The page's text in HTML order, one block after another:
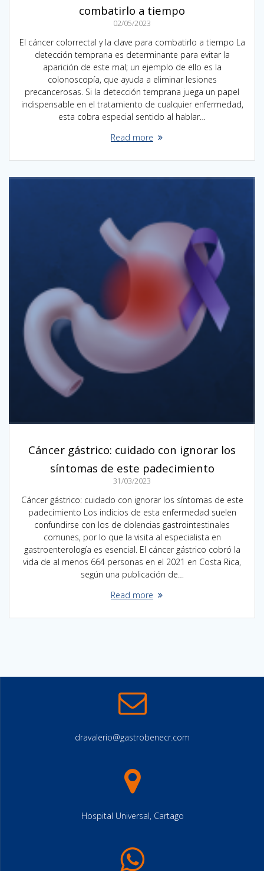
combatirlo a tiempo
02/05/2023
El cáncer colorrectal y la clave para combatirlo a tiempo La
detección temprana es determinante para evitar la
aparición de este mal; un ejemplo de ello es la
colonoscopía, que ayuda a eliminar lesiones
precancerosas. Si la detección temprana juega un papel
indispensable en el tratamiento de cualquier enfermedad,
esta cobra especial sentido al hablar…
Read more
Cáncer gástrico: cuidado con ignorar los
síntomas de este padecimiento
31/03/2023
Cáncer gástrico: cuidado con ignorar los síntomas de este
padecimiento Los indicios de esta enfermedad suelen
confundirse con los de dolencias gastrointestinales
comunes, por lo que la visita al especialista en
gastroenterología es esencial. El cáncer gástrico cobró la
vida de al menos 664 personas en el 2021 en Costa Rica,
según una publicación de…
Read more
dravalerio@gastrobenecr.com
Hospital Universal, Cartago